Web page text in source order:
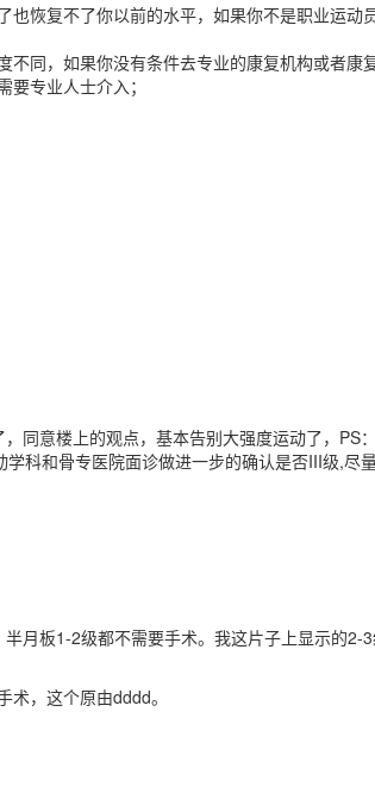
恢复不了你以前的水平，如果你不是职业运动
同，如果你没有条件去专业的康复机构或者康
专业人士介入；
同意楼上的观点，基本告别大强度运动了，PS
科和骨专医院面诊做进一步的确认是否III级,尽
月板1-2级都不需要手术。我这片子上显示的2-
，这个原由dddd。